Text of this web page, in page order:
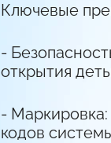
Ключевые
-
открытия
- Маркировка:
кодов